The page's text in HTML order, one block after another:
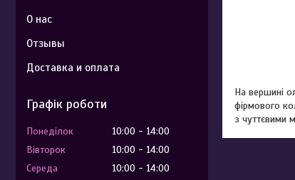
На вершині
фірмового
з чуттєвими
О нас
Отзывы
Доставка и оплата
Графік роботи
Понеділок 10:00
14:00
Вівторок
10:00
14:00
Середа
10:00
14:00